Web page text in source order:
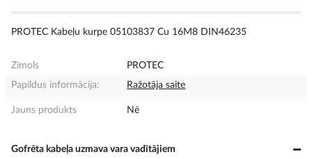
PROTEC Kabeļu kurpe 05103837 Cu 16M8 DIN46235
Zīmols
PROTEC
Papildus informācija:
Ražotāja saite
Jauns produkts Nē
Gofrēta kabeļa uzmava vara vadītājiem